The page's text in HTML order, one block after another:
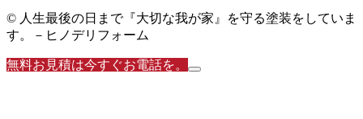
© 人生最後の日まで『大切な我が家』を守る塗装をしていま
す。－ヒノデリフォーム
無料お見積は今すぐお電話を。